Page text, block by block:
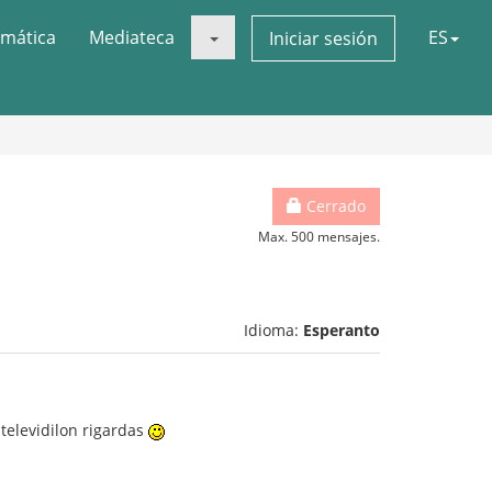
Mediateca Iniciar sesión ES
Cerrado
Max. 500 mensajes.
Idioma: Esperanto
rigardas